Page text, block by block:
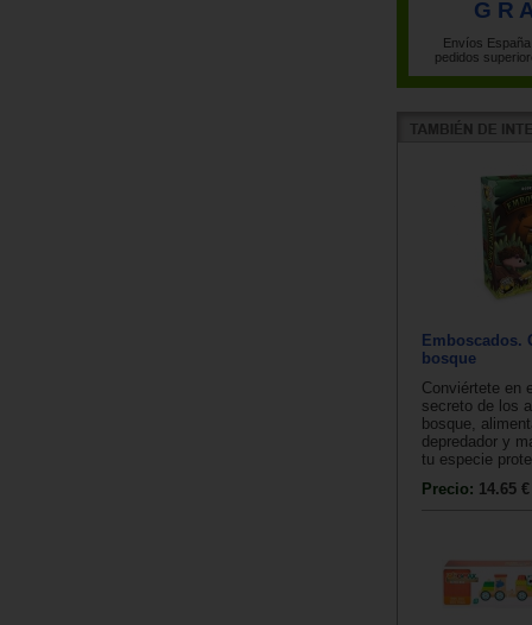
G R
Envíos
pedidos
Emboscados.
bosque
Conviértete en
secreto de los
bosque,
depredador y
tu especie
Precio: 14.65 €